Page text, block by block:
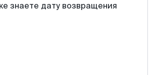
знаете дату возвращения